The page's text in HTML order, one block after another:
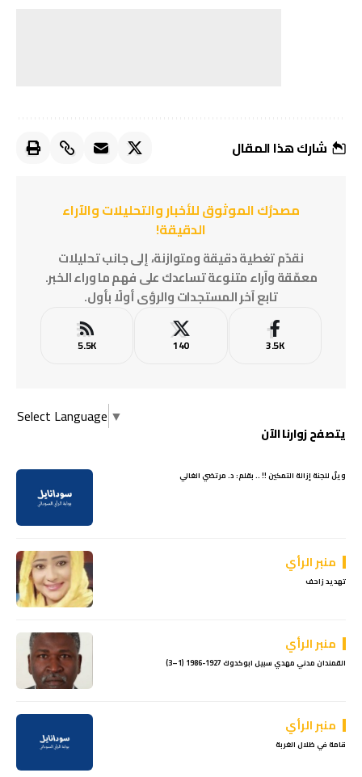
شارك هذا المقال
مصدرُك الموثوق للأخبار والتحليلات والآراء
الدقيقة!
نقدّم تغطية دقيقة ومتوازنة، إلى جانب تحليلات
معمّقة وآراء متنوعة تساعدك على فهم ما وراء الخبر.
تابع آخر المستجدات والرؤى أولًا بأول.
3.5K
140
5.5K
Select Language ▼
يتصفح زوارنا الآن
ويلٌ للجنة إزالة التمكين !! .. بقلم: د. مرتضي الغالي
منبر الرأي
تهديد زاحف
منبر الرأي
القمندان مدني مهدي سبيل ابوكدوك 1927-1986 (1–3)
منبر الرأي
قامة في ظلال الغربة